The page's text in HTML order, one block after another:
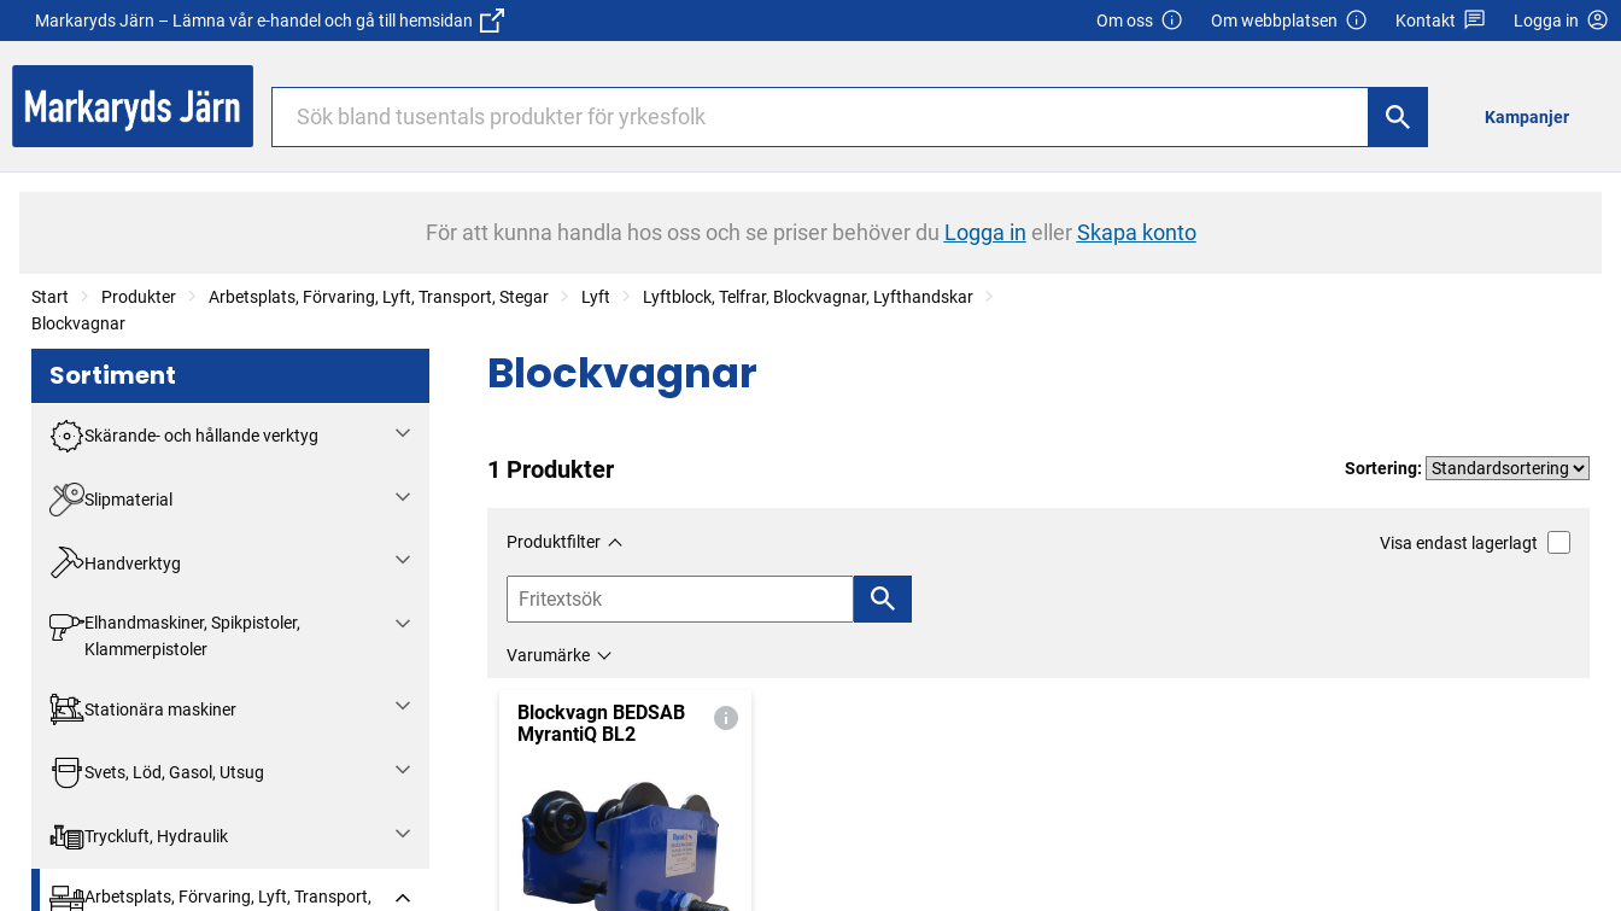
Markaryds Järn – Lämna vår e-handel och gå till hemsidan Om oss Om webbplatsen Kontakt Logga in
Kampanjer
För att kunna handla hos oss och se priser behöver du Logga in ellerSkapa konto
Start Produkter Arbetsplats, Förvaring, Lyft, Transport, Stegar Lyft
Lyftblock, Telfrar, Blockvagnar, Lyfthandskar
Blockvagnar
Sortiment
Skärande- och hållande verktyg
Slipmaterial
Handverktyg
Elhandmaskiner, Spikpistoler,
Klammerpistoler
Stationära maskiner
Svets, Löd, Gasol, Utsug
Tryckluft, Hydraulik
Arbetsplats, Förvaring, Lyft, Transport,
Blockvagnar
1 Produkter Sortering:
Produktfilter Visa endast lagerlagt
Varumärke
Blockvagn BEDSAB
MyrantiQ BL2